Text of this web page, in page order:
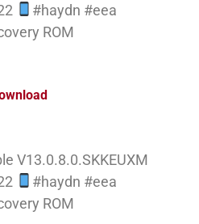
#haydn #eea
ROM
V13.0.8.0.SKKEUXM
#haydn #eea
ROM